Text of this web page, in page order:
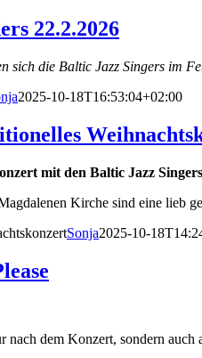
22.2.2026
sich die Baltic Jazz Singers im
2025-10-18T16:53:04+02:00
mit den Baltic Jazz
Kirche sind eine lieb
Sonja2025-10-
nach dem Konzert, sondern